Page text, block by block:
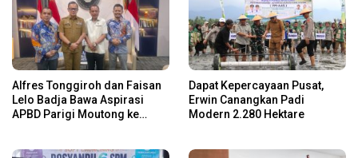
Alfres Tonggiroh dan Faisan
Lelo Badja Bawa Aspirasi
APBD Parigi Moutong ke
Dapat Kepercayaan Pusat,
Erwin Canangkan Padi
Modern 2.280 Hektare